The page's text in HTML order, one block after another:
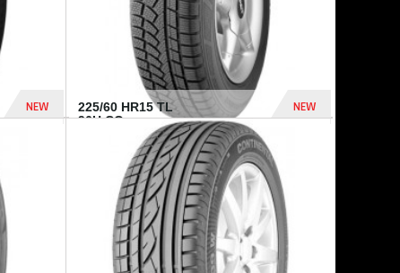
NEW
432 Dhs
225/60 HR15 TL
96H CO...
NEW
1 040 Dhs